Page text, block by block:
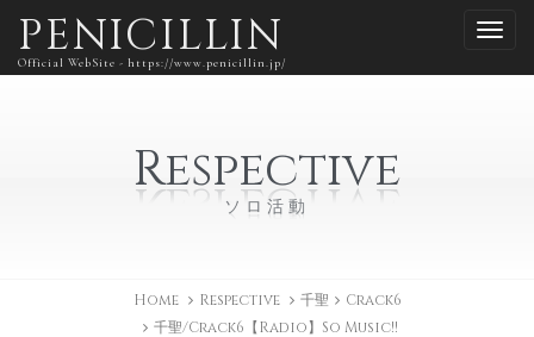
PENICILLIN
Official WebSite - https://www.penicillin.jp/
Respective
ソロ活動
Home Respective 千聖
Crack6
千聖/Crack6【Radio】So Music!!